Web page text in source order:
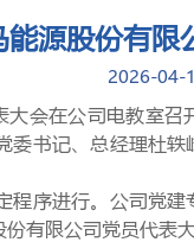
能源股份有
2026-04-
会在公司电教室
书记、总经理杜
程序进行。公司党
有限公司党员代表